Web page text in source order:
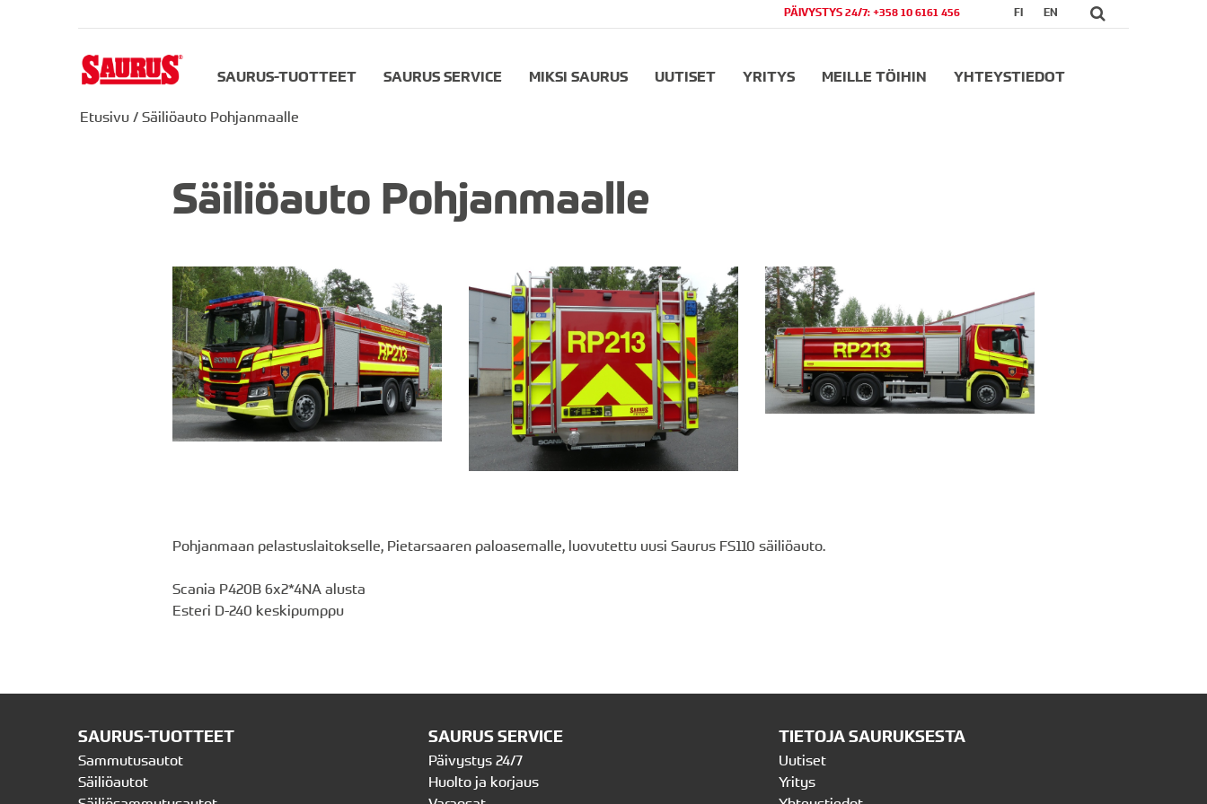
FI EN
PÄIVYSTYS 24/7: +358 10 6161 456
SAURUS-TUOTTEET SAURUS SERVICE MIKSI SAURUS UUTISET YRITYS MEILLE TÖIHIN YHTEYSTIEDOT
Etusivu / Säiliöauto Pohjanmaalle
Säiliöauto Pohjanmaalle
Pohjanmaan pelastuslaitokselle, Pietarsaaren paloasemalle, luovutettu uusi Saurus FS110 säiliöauto.
Scania P420B 6x2*4NA alusta
Esteri D-240 keskipumppu
SAURUS-TUOTTEET
Sammutusautot
Säiliöautot
SAURUS SERVICE
Päivystys 24/7
Huolto ja korjaus
TIETOJA SAURUKSESTA
Uutiset
Yritys